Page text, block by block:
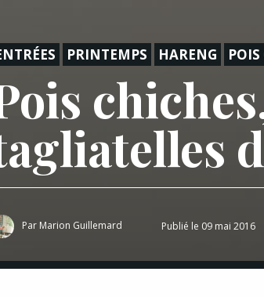
PRINTEMPS HARENG
Par Marion Guillemard Publié le 09 mai 2016